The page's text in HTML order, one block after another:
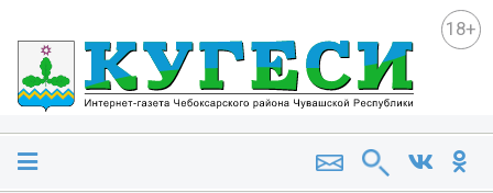
18+